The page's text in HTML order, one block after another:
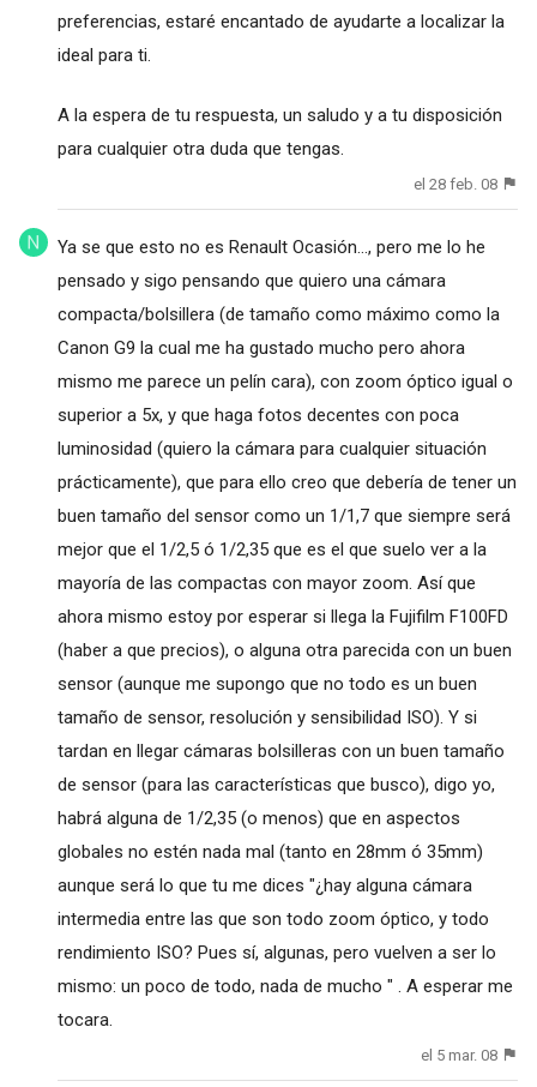
preferencias, estaré encantado de ayudarte a localizar la
ideal para ti.
A la espera de tu respuesta, un saludo y a tu disposición
para cualquier otra duda que tengas.
el 28 feb. 08
Ya se que esto no es Renault Ocasión..., pero me lo he
pensado y sigo pensando que quiero una cámara
compacta/bolsillera (de tamaño como máximo como la
Canon G9 la cual me ha gustado mucho pero ahora
mismo me parece un pelín cara), con zoom óptico igual o
superior a 5x, y que haga fotos decentes con poca
luminosidad (quiero la cámara para cualquier situación
prácticamente), que para ello creo que debería de tener un
buen tamaño del sensor como un 1/1,7 que siempre será
mejor que el 1/2,5 ó 1/2,35 que es el que suelo ver a la
mayoría de las compactas con mayor zoom. Así que
ahora mismo estoy por esperar si llega la Fujifilm F100FD
(haber a que precios), o alguna otra parecida con un buen
sensor (aunque me supongo que no todo es un buen
tamaño de sensor, resolución y sensibilidad ISO). Y si
tardan en llegar cámaras bolsilleras con un buen tamaño
de sensor (para las características que busco), digo yo,
habrá alguna de 1/2,35 (o menos) que en aspectos
globales no estén nada mal (tanto en 28mm ó 35mm)
aunque será lo que tu me dices "¿hay alguna cámara
intermedia entre las que son todo zoom óptico, y todo
rendimiento ISO? Pues sí, algunas, pero vuelven a ser lo
mismo: un poco de todo, nada de mucho " . A esperar me
tocara.
el 5 mar. 08